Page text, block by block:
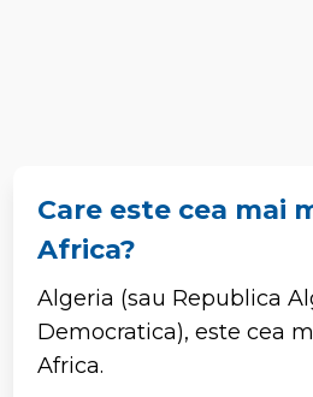
Care este cea mai
Africa?
Algeria (sau Republica
Democratica), este cea
Africa.